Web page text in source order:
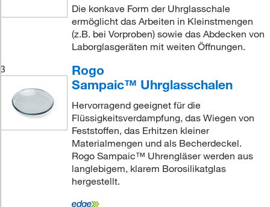
Die konkave Form der Uhrglasschale
ermöglicht das Arbeiten in Kleinstmengen
(z.B. bei Vorproben) sowie das Abdecken von
Laborglasgeräten mit weiten Öffnungen.
3
Rogo
Sampaic™ Uhrglasschalen
Hervorragend geeignet für die
Flüssigkeitsverdampfung, das Wiegen von
Feststoffen, das Erhitzen kleiner
Materialmengen und als Becherdeckel.
Rogo Sampaic™ Uhrengläser werden aus
langlebigem, klarem Borosilikatglas
hergestellt.